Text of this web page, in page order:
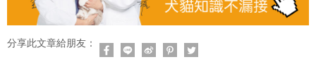
分享此文章給朋友：